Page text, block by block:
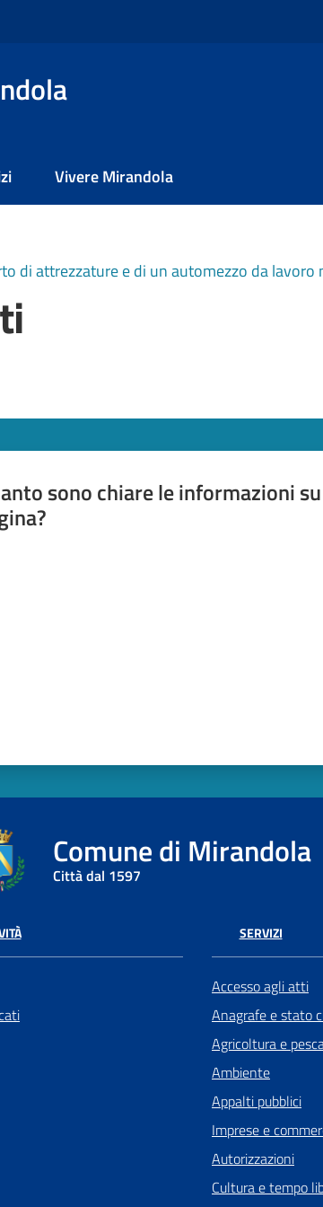
Vivere Mirandola
di attrezzature e di un automezzo da lavoro
sono chiare le informazioni
Comune di Mirandola
Città dal 1597
SERVIZI
Accesso agli atti
Anagrafe e stato
Agricoltura e
Ambiente
Appalti pubblici
Imprese e
Autorizzazioni
Cultura e tempo